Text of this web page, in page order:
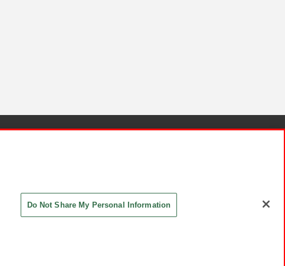
Do Not Share My Personal Information